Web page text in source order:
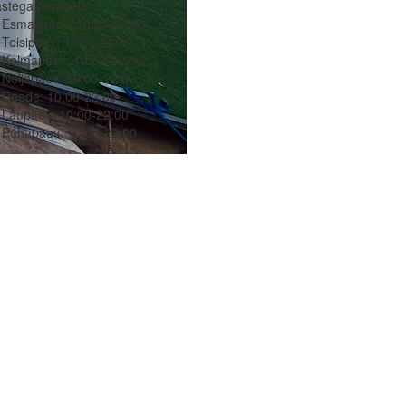
peredele
Esmaspäev: 10:00-22:00
Teisipäev: 10:00-22:00
Kolmapäev: 10:00-22:00
Neljapäev: 10:00-22:00
Reede:10:00-22:00
Laupäev:10:00-22:00
Pühapäev:10:00-22:00